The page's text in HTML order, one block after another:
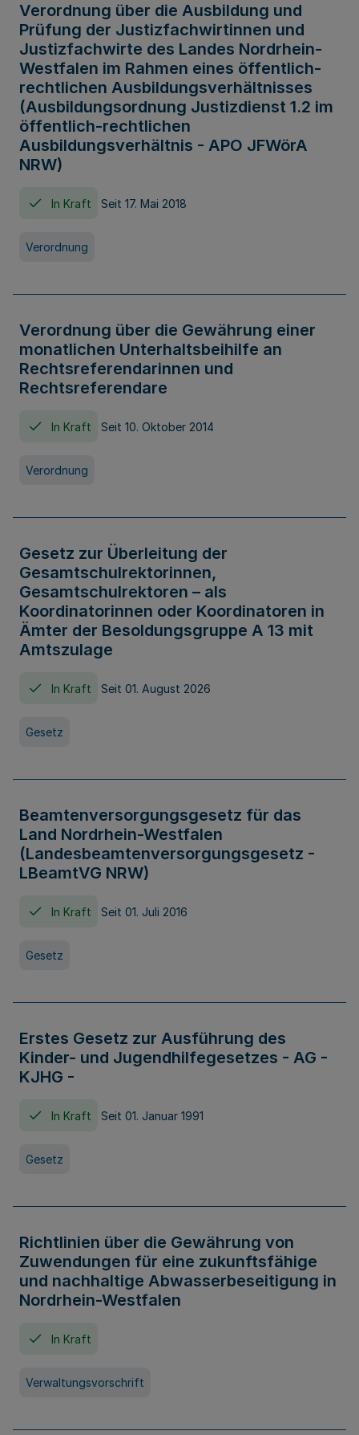
Verordnung über die Ausbildung und
Prüfung der Justizfachwirtinnen und
Justizfachwirte des Landes Nordrhein-
Westfalen im Rahmen eines öffentlich-
rechtlichen Ausbildungsverhältnisses
(Ausbildungsordnung Justizdienst 1.2 im
öffentlich-rechtlichen
Ausbildungsverhältnis - APO JFWörA
NRW)
In Kraft Seit 17. Mai 2018
Verordnung
Verordnung über die Gewährung einer
monatlichen Unterhaltsbeihilfe an
Rechtsreferendarinnen und
Rechtsreferendare
In Kraft Seit 10. Oktober 2014
Verordnung
Gesetz zur Überleitung der
Gesamtschulrektorinnen,
Gesamtschulrektoren – als
Koordinatorinnen oder Koordinatoren in
Ämter der Besoldungsgruppe A 13 mit
Amtszulage
In Kraft Seit 01. August 2026
Gesetz
Beamtenversorgungsgesetz für das
Land Nordrhein-Westfalen
(Landesbeamtenversorgungsgesetz -
LBeamtVG NRW)
In Kraft Seit 01. Juli 2016
Gesetz
Erstes Gesetz zur Ausführung des
Kinder- und Jugendhilfegesetzes - AG -
KJHG -
In Kraft Seit 01. Januar 1991
Gesetz
Richtlinien über die Gewährung von
Zuwendungen für eine zukunftsfähige
und nachhaltige Abwasserbeseitigung in
Nordrhein-Westfalen
In Kraft
Verwaltungsvorschrift